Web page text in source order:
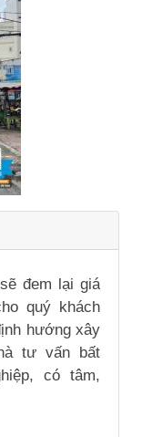
đem lại giá
quý khách
hướng xây
tư vấn bất
có tâm,